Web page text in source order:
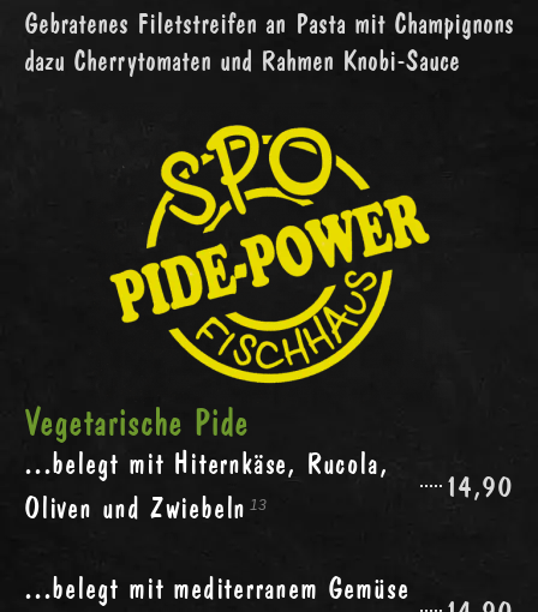
Gebratenes Filetstreifen an Pasta mit Champignons
dazu Cherrytomaten und Rahmen Knobi-Sauce
Vegetarische Pide
...belegt mit Hiternkäse, Rucola,
Oliven und Zwiebeln 13
14,90
...belegt mit mediterranem Gemüse